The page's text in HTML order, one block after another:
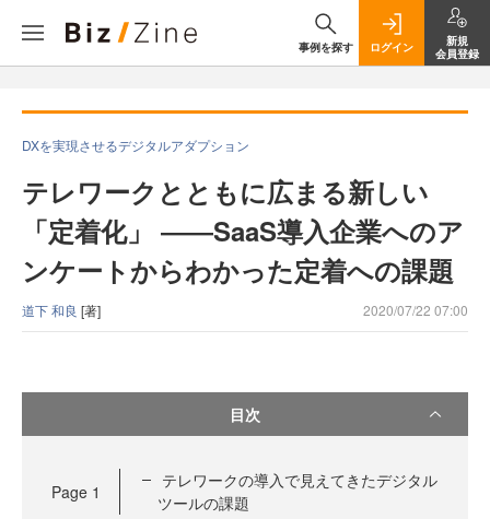
事例を探す ログイン
新規
会員登録
DXを実現させるデジタルアダプション
テレワークとともに広まる新しい
「定着化」 ――SaaS導入企業へのア
ンケートからわかった定着への課題
道下 和良 [著] 2020/07/22 07:00
目次
Page 1
テレワークの導入で見えてきたデジタル
ツールの課題